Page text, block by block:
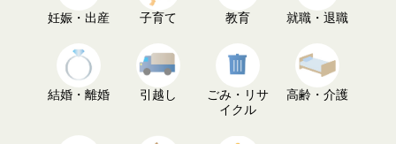
妊娠・出産 子育て 教育 就職・退職
結婚・離婚 引越し
ごみ・リサ
イクル
高齢・介護